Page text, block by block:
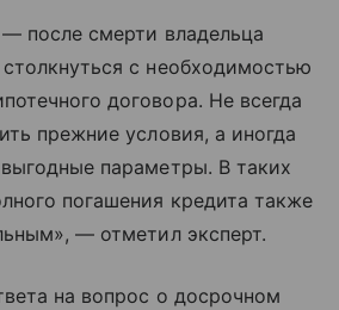
после смерти владельца
с необходимостью
договора. Не всегда
прежние условия, а иногда
параметры. В таких
погашения кредита также
— отметил эксперт.
на вопрос о досрочном